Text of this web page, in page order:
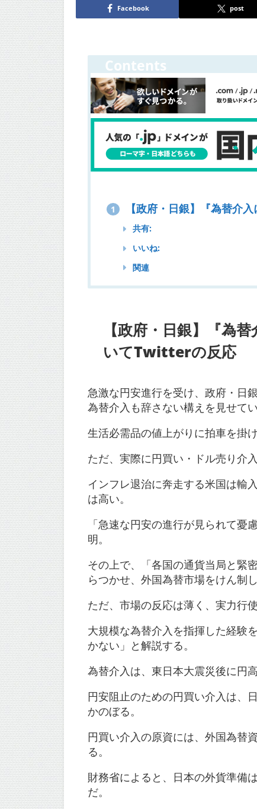
Facebook post
Contents
1 【政府・日銀】『為替介
共有:
いいね:
関連
【政府・日銀】『為
いてTwitterの反応
急激な円安進行を受け、政府・日
為替介入も辞さない構えを見せてい
生活必需品の値上がりに拍車を掛
ただ、実際に円買い・ドル売り介
インフレ退治に奔走する米国は輸
は高い。
「急速な円安の進行が見られて
明。
その上で、「各国の通貨当局と緊
らつかせ、外国為替市場をけん制し
ただ、市場の反応は薄く、実力行
大規模な為替介入を指揮した経験
かない」と解説する。
為替介入は、東日本大震災後に円
円安阻止のための円買い介入は、
かのぼる。
円買い介入の原資には、外国為替
る。
財務省によると、日本の外貨準備
だ。